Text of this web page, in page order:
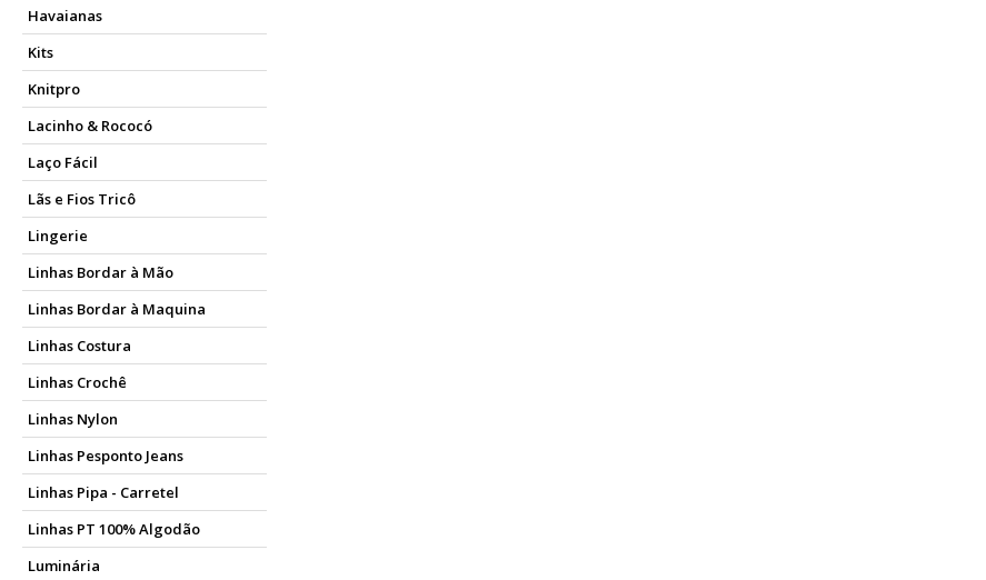
Havaianas
Kits
Knitpro
Lacinho & Rococó
Laço Fácil
Lãs e Fios Tricô
Lingerie
Linhas Bordar à Mão
Linhas Bordar à Maquina
Linhas Costura
Linhas Crochê
Linhas Nylon
Linhas Pesponto Jeans
Linhas Pipa - Carretel
Linhas PT 100% Algodão
Luminária